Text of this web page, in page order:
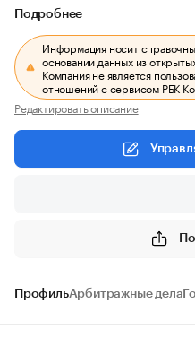
Подробнее
Информация носит
основании данных из
Компания не является
отношений с сервисом РБК
Редактировать описание
ПрофильАрбитражные дела